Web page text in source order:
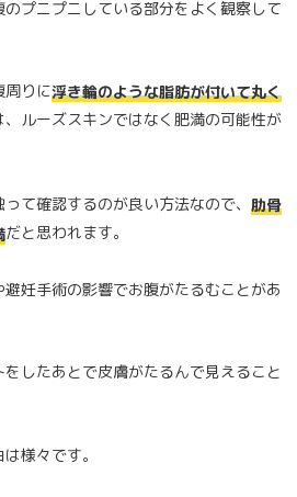
プニプニしている部分をよく観察して
周りに浮き輪のような脂肪が付いて丸く
、ルーズスキンではなく肥満の可能性が
て確認するのが良い方法なので、 肋骨
だと思われます。
妊手術の影響でお腹がたるむことがあ
したあとで皮膚がたるんで見えること
様々です。